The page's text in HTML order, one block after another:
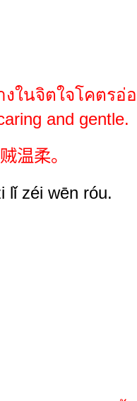
งในจิตใจโคตรอ่
and gentle.
温柔。
lǐ zéi wēn róu.